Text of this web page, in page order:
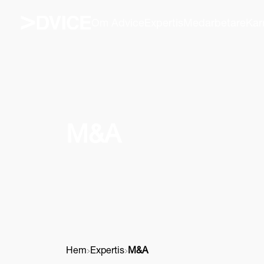
Hem Expertis M&A